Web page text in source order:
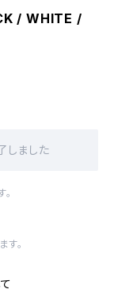
/ WHITE /
ました
。